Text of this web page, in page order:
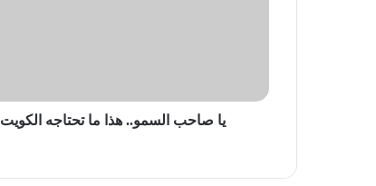
يا صاحب السمو.. هذا ما تحتاجه الكويت